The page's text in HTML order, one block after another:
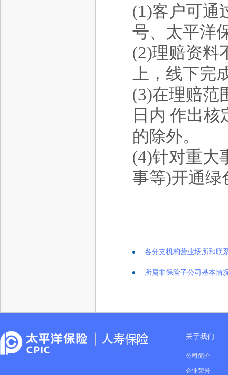
(1)客户可通
号、太平洋
(2)理赔资料
上，线下完
(3)在理赔范
日内 作出
的除外。
(4)针对重大
事等)开通绿
各分支机构营业场所和联
所属非保险子公司基本情
关于我们
公司简介
企业荣誉